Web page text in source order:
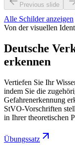
Previous slide
Alle Schilder anzeigen
Von der visuellen
Deutsche
erkennen
Vertiefen Sie Ihr
indem Sie die
Gefahrenerkennung
StVO-Vorschriften
in Ihrer theoretischen
Übungssatz